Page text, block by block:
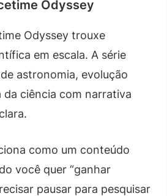
Odyssey
Odyssey trouxe
em escala. A série
astronomia, evolução
da ciência com narrativa
como um conteúdo
você quer “ganhar
pausar para pesquisar